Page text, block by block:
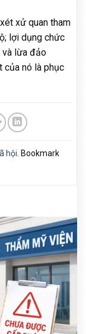
xử quan tham
lợi dụng chức
và lừa đảo
của nó là phục
hội . Bookmark